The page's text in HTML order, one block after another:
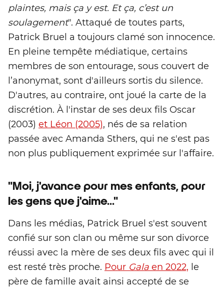
plaintes, mais ça y est. Et ça, c’est un
soulagement". Attaqué de toutes parts,
Patrick Bruel a toujours clamé son innocence.
En pleine tempête médiatique, certains
membres de son entourage, sous couvert de
l’anonymat, sont d'ailleurs sortis du silence.
D'autres, au contraire, ont joué la carte de la
discrétion. À l'instar de ses deux fils Oscar
(2003) et Léon (2005), nés de sa relation
passée avec Amanda Sthers, qui ne s'est pas
non plus publiquement exprimée sur l'affaire.
"Moi, j'avance pour mes enfants, pour
les gens que j'aime..."
Dans les médias, Patrick Bruel s'est souvent
confié sur son clan ou même sur son divorce
réussi avec la mère de ses deux fils avec qui il
est resté très proche. Pour Gala en 2022, le
père de famille avait ainsi accepté de se